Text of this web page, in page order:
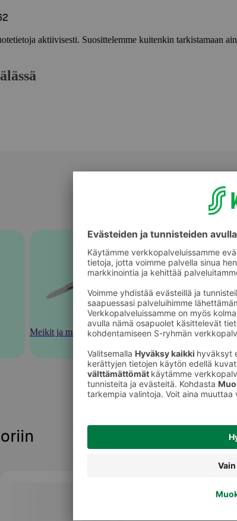
aktiivisesti. Suosittelemme kuitenkin tarkistamaan
Meikit ja meikkaustarvikkeet